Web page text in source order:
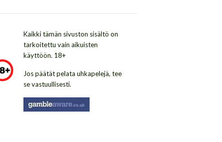
Kaikki tämän sivuston sisältö on
tarkoitettu vain aikuisten
käyttöön. 18+
Jos päätät pelata uhkapelejä, tee
se vastuullisesti.